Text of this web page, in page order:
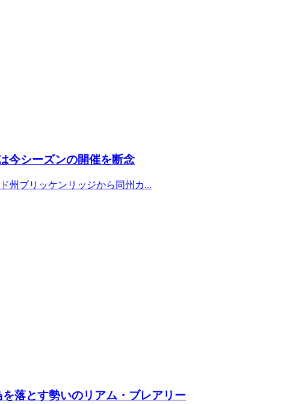
今シーズンの開催を断念
州ブリッケンリッジから同州カ...
落とす勢いのリアム・ブレアリー